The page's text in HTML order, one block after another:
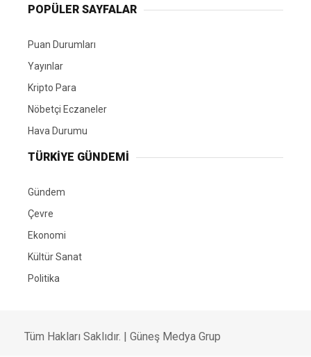
POPÜLER SAYFALAR
Puan Durumları
Yayınlar
Kripto Para
Nöbetçi Eczaneler
Hava Durumu
TÜRKIYE GÜNDEMI
Gündem
Çevre
Ekonomi
Kültür Sanat
Politika
Tüm Hakları Saklıdır. | Güneş Medya Grup